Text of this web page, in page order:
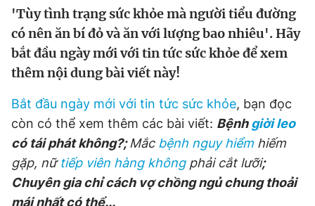
Video Magazine
Sản phẩm khác
Tiện ích Bạn cần biết
Thông tin tòa soạn Liên hệ quảng cáo
'Tùy tình trạng sức khỏe mà người tiểu đường
có nên ăn bí đỏ và ăn với lượng bao nhiêu'. Hãy
bắt đầu ngày mới với tin tức sức khỏe để xem
thêm nội dung bài viết này!
Bắt đầu ngày mới với tin tức sức khỏe, bạn đọc
còn có thể xem thêm các bài viết: Bệnhgiời leo
có tái phát không?;Mắc bệnh nguy hiểm hiếm
gặp, nữtiếp viên hàng khôngphải cắt lưỡi;
Chuyên gia chỉ cách vợ chồng ngủ chung thoải
mái nhất có thể...